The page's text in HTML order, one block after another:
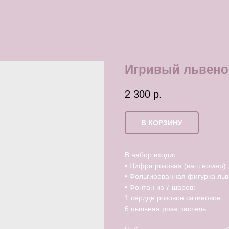
Игривый
2 300 р.
В КОРЗИНУ
В набор входит:
• Цифра розовая (ваш номер)
• Фольгированная фигурка
• Фонтан из 7 шаров:
1 сердце розовое сатиновое
6 пыльная роза пастель